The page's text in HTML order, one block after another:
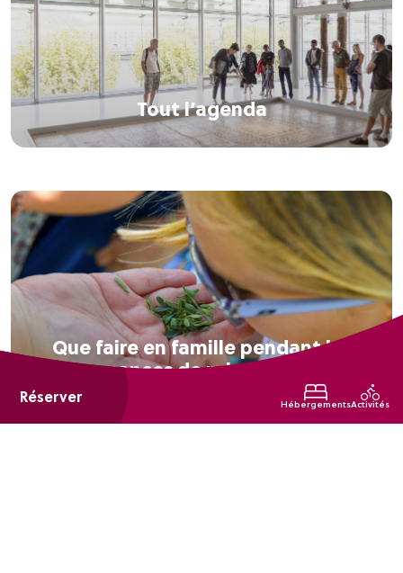
Réserver HébergementsActivités
Tout l’agenda
Que faire en famille pendant les
vacances de printemps ?